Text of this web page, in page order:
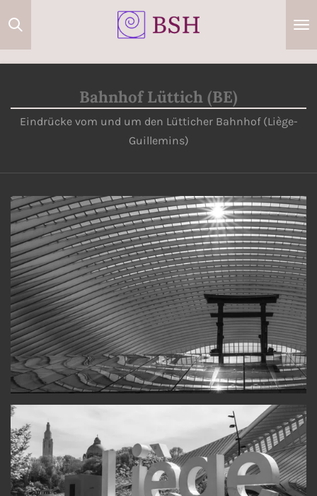
Zum
Hauptinhalt
Bahnhof Lüttich (BE)
Eindrücke vom und um den Lütticher Bahnhof (Liège-
Guillemins)